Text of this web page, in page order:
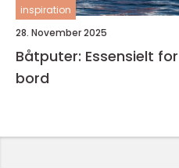
inspiration
28. November 2025
Båtputer: Essensielt
bord